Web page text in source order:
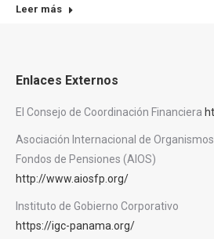
Leer más
Enlaces Externos
El Consejo de Coordinación Financiera
Asociación Internacional de
Fondos de Pensiones (AIOS)
http://www.aiosfp.org/
Instituto de Gobierno Corporativo
https://igc-panama.org/